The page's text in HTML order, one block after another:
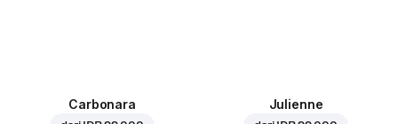
Carbonara Julienne